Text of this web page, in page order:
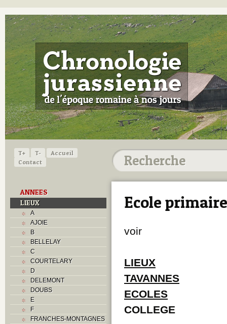
T+ T-
Accueil
Contact
ANNEES
LIEUX
A
AJOIE
B
BELLELAY
C
COURTELARY
D
DELEMONT
DOUBS
E
F
FRANCHES-MONTAGNES
Ecole primaire
voir
LIEUX
TAVANNES
ECOLES
COLLEGE